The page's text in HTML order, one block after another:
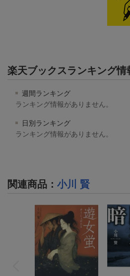
楽天ブックスランキング情
週間ランキング
ランキング情報がありません。
日別ランキング
ランキング情報がありません。
関連商品 ： 小川 賢